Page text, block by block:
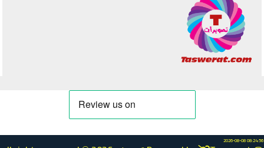
2026-08-08 08:24:56